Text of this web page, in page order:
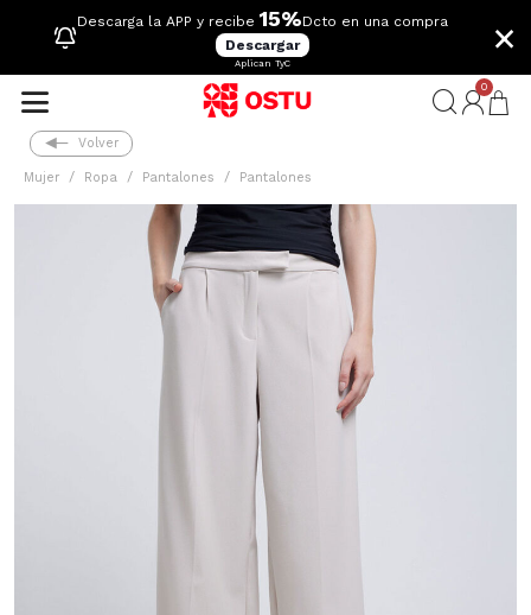
Descarga la APP y recibe 15%Dcto en una compra
Descargar
Aplican TyC
×
0
Volver
Mujer Ropa Pantalones Pantalones